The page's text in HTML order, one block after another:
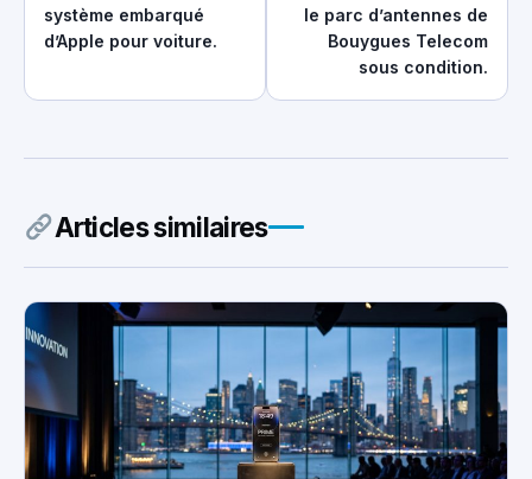
système embarqué
d’Apple pour voiture.
le parc d’antennes de
Bouygues Telecom
sous condition.
Articles similaires